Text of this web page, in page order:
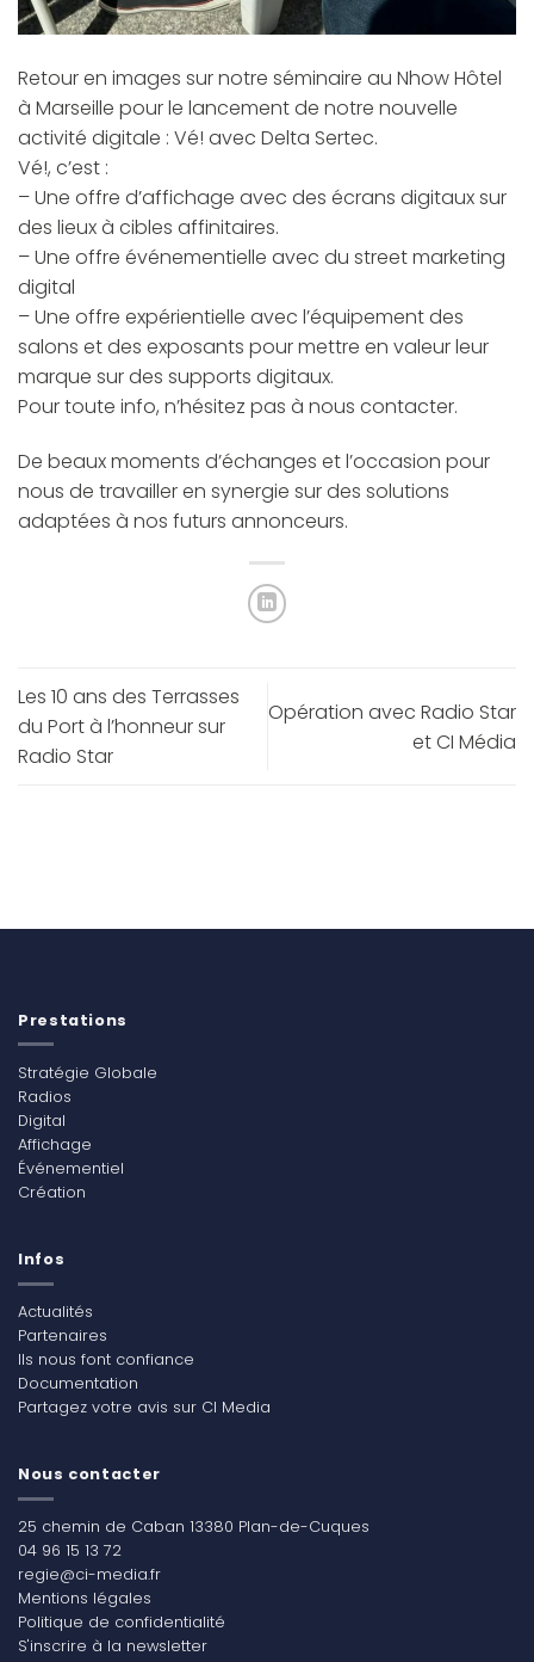
Retour en images sur notre séminaire au Nhow Hôtel
à Marseille pour le lancement de notre nouvelle
activité digitale : Vé! avec Delta Sertec.
Vé!, c’est :
– Une offre d’affichage avec des écrans digitaux sur
des lieux à cibles affinitaires.
– Une offre événementielle avec du street marketing
digital
– Une offre expérientielle avec l’équipement des
salons et des exposants pour mettre en valeur leur
marque sur des supports digitaux.
Pour toute info, n’hésitez pas à nous contacter.
De beaux moments d’échanges et l’occasion pour
nous de travailler en synergie sur des solutions
adaptées à nos futurs annonceurs.
Les 10 ans des Terrasses
du Port à l’honneur sur
Radio Star
Opération avec Radio Star
et CI Média
Prestations
Stratégie Globale
Radios
Digital
Affichage
Événementiel
Création
Infos
Actualités
Partenaires
Ils nous font confiance
Documentation
Partagez votre avis sur CI Media
Nous contacter
25 chemin de Caban 13380 Plan-de-Cuques
04 96 15 13 72
regie@ci-media.fr
Mentions légales
Politique de confidentialité
S'inscrire à la newsletter